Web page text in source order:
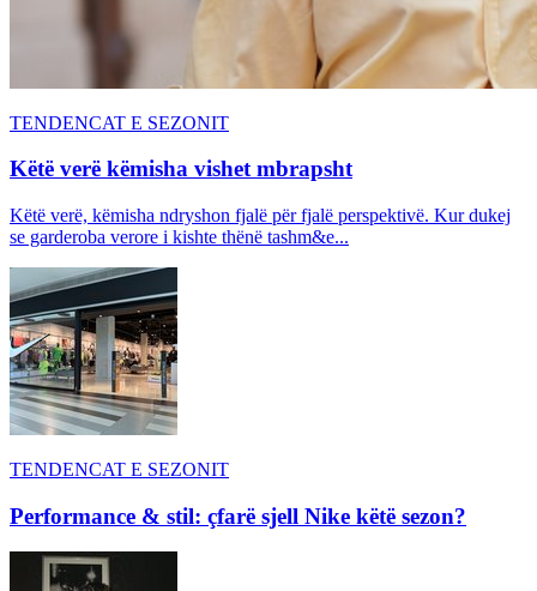
TENDENCAT E SEZONIT
Këtë verë këmisha vishet mbrapsht
Këtë verë, këmisha ndryshon fjalë për fjalë perspektivë. Kur dukej
se garderoba verore i kishte thënë tashm&e...
TENDENCAT E SEZONIT
Performance & stil: çfarë sjell Nike këtë sezon?